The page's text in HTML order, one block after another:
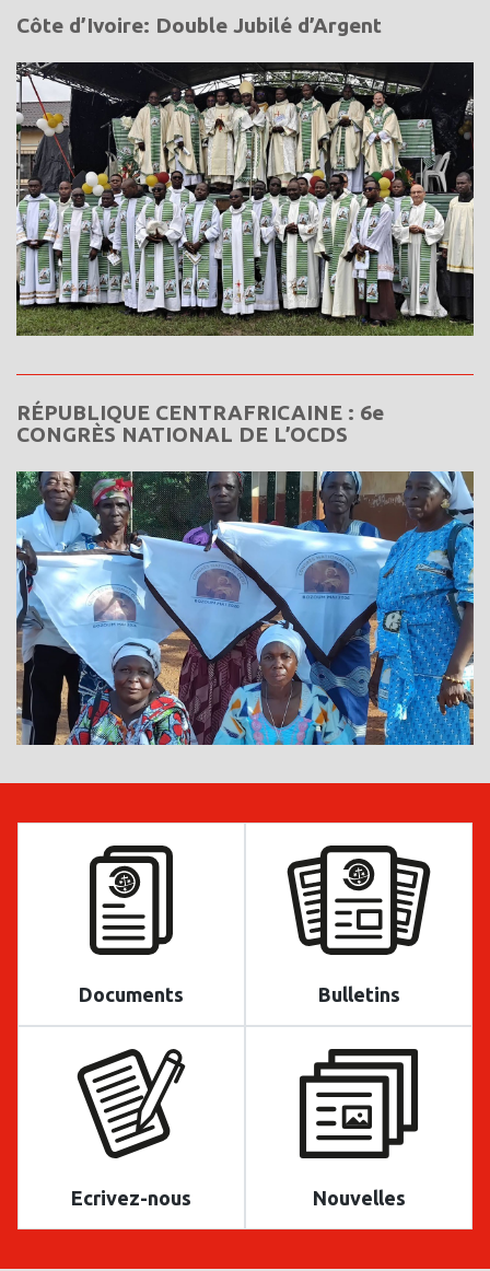
Côte d’Ivoire: Double Jubilé d’Argent
RÉPUBLIQUE CENTRAFRICAINE : 6e
CONGRÈS NATIONAL DE L’OCDS
Documents Bulletins
Ecrivez-nous Nouvelles